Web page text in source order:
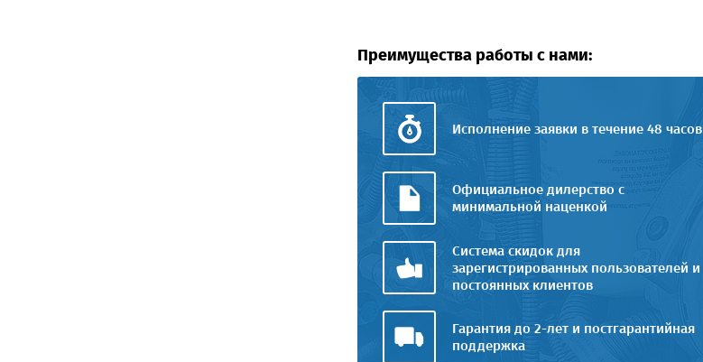
Преимущества работы с нами:
Исполнение заявки в течение 48 часов
Официальное дилерство с
минимальной наценкой
Система скидок для
зарегистрированных пользователей и
постоянных клиентов
Гарантия до 2-лет и постгарантийная
поддержка